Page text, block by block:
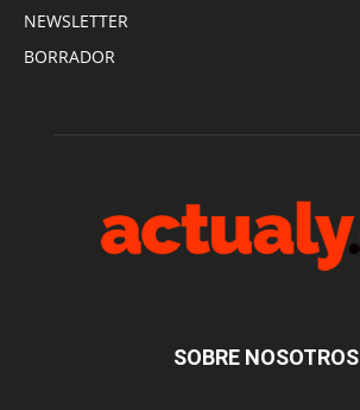
NEWSLETTER
BORRADOR
SOBRE NOSOTROS